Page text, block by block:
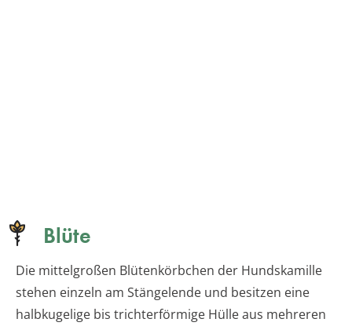
Blüte
Die mittelgroßen Blütenkörbchen der Hundskamille
stehen einzeln am Stängelende und besitzen eine
halbkugelige bis trichterförmige Hülle aus mehreren